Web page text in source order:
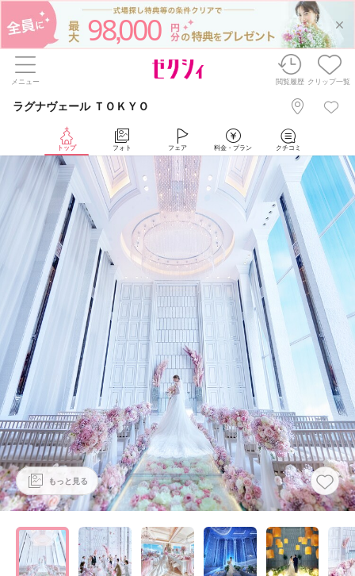
98,000
メニュー 閲覧履歴 クリップ一覧
ラグナヴェール ＴＯＫＹＯ
トップ フォト フェア 料金・プラン クチコミ
もっと見る